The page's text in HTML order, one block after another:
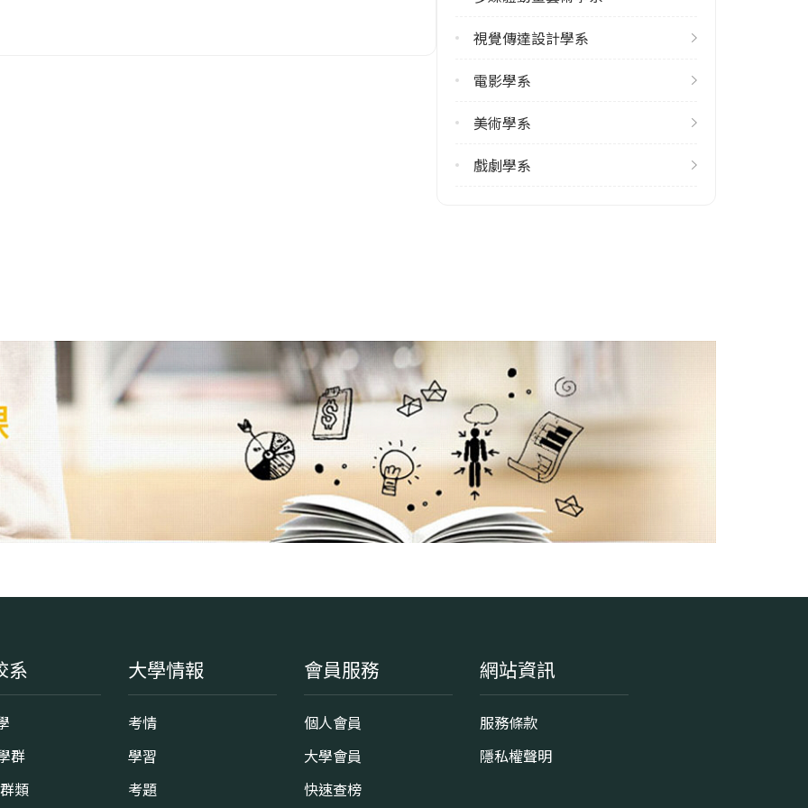
修輔系人數
113學年度上學期
3
3
雙主修人數
(02)22722181 #2010
學系地址
新北市板橋區大觀路一段59號
視覺傳達設計學系
電影學系
美術學系
戲劇學系
系
群
類
大學情報
考情
學習
考題
會員服務
個人會員
大學會員
快速查榜
網站資訊
服務條款
隱私權聲明